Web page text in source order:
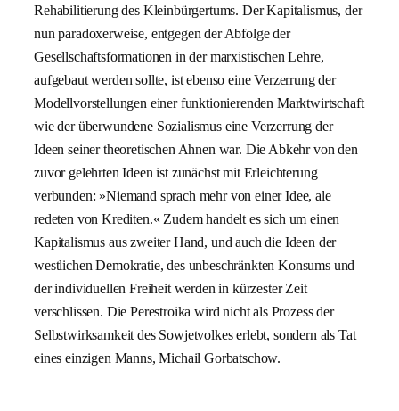
Rehabilitierung des Kleinbürgertums. Der Kapitalismus, der
nun paradoxerweise, entgegen der Abfolge der
Gesellschaftsformationen in der marxistischen Lehre,
aufgebaut werden sollte, ist ebenso eine Verzerrung der
Modellvorstellungen einer funktionierenden Marktwirtschaft
wie der überwundene Sozialismus eine Verzerrung der
Ideen seiner theoretischen Ahnen war. Die Abkehr von den
zuvor gelehrten Ideen ist zunächst mit Erleichterung
verbunden: »Niemand sprach mehr von einer Idee, ale
redeten von Krediten.« Zudem handelt es sich um einen
Kapitalismus aus zweiter Hand, und auch die Ideen der
westlichen Demokratie, des unbeschränkten Konsums und
der individuellen Freiheit werden in kürzester Zeit
verschlissen. Die Perestroika wird nicht als Prozess der
Selbstwirksamkeit des Sowjetvolkes erlebt, sondern als Tat
eines einzigen Manns, Michail Gorbatschow.